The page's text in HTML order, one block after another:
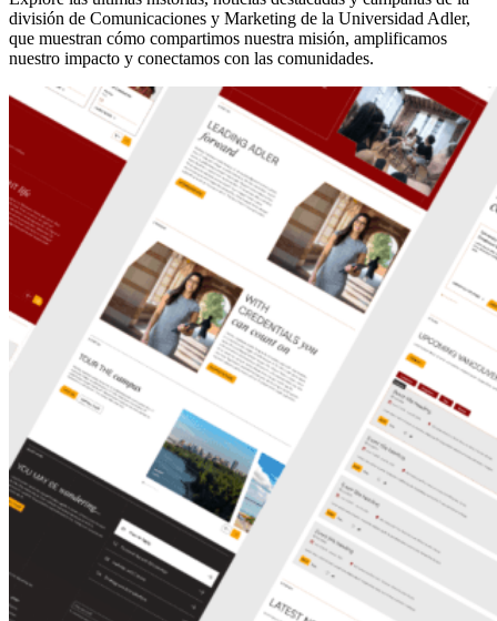
división de Comunicaciones y Marketing de la Universidad Adler,
que muestran cómo compartimos nuestra misión, amplificamos
nuestro impacto y conectamos con las comunidades.